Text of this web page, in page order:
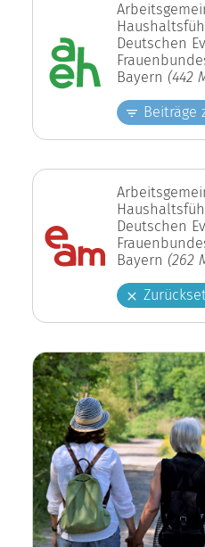
Deutschen
Bayern (442
Beiträge
Deutschen
Bayern (262